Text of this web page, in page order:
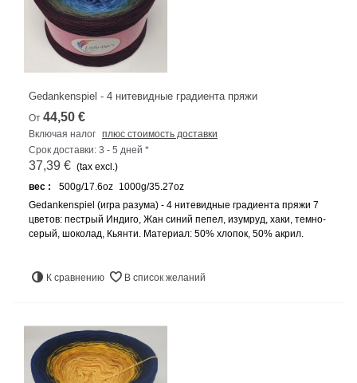
Gedankenspiel - 4 нитевидные градиента пряжи
От 44,50 €
Включая налог плюс стоимость доставки
Срок доставки: 3 - 5 дней *
37,39 € (tax excl.)
вес :
500g/17.6oz 1000g/35.27oz
Gedankenspiel (игра разума) - 4 нитевидные градиента пряжи 7
цветов: пестрый Индиго, Жан синий пепел, изумруд, хаки, темно-
серый, шоколад, Кьянти. Материал: 50% хлопок, 50% акрил.
К сравнению В список желаний